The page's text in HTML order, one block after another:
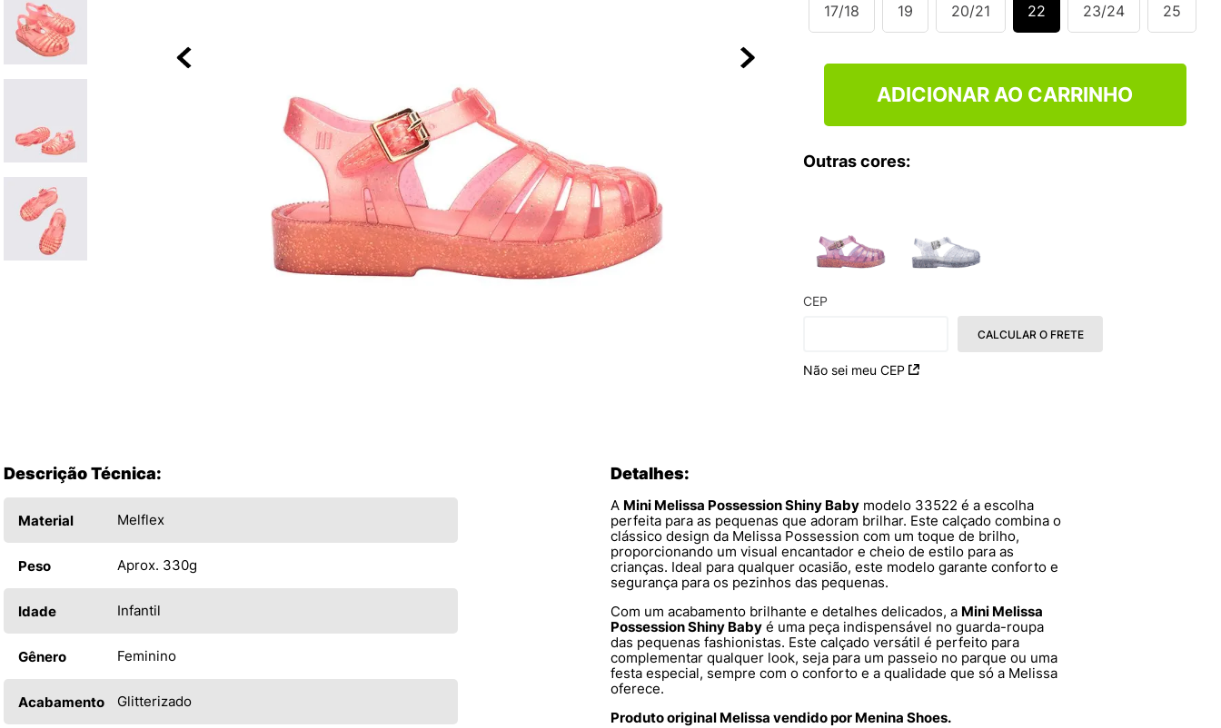
17/18 19 20/21 22 23/24 25
ADICIONAR AO CARRINHO
Outras cores:
CEP
Não sei meu CEP
CALCULAR O FRETE
Descrição Técnica:
Material Melflex
Peso Aprox. 330g
Idade Infantil
Gênero Feminino
Acabamento Glitterizado
Detalhes:
A Mini Melissa Possession Shiny Baby modelo 33522 é a escolha
perfeita para as pequenas que adoram brilhar. Este calçado combina o
clássico design da Melissa Possession com um toque de brilho,
proporcionando um visual encantador e cheio de estilo para as
crianças. Ideal para qualquer ocasião, este modelo garante conforto e
segurança para os pezinhos das pequenas.
Com um acabamento brilhante e detalhes delicados, a Mini Melissa
Possession Shiny Baby é uma peça indispensável no guarda-roupa
das pequenas fashionistas. Este calçado versátil é perfeito para
complementar qualquer look, seja para um passeio no parque ou uma
festa especial, sempre com o conforto e a qualidade que só a Melissa
oferece.
Produto original Melissa vendido por Menina Shoes.
NEW BALANCE 204L